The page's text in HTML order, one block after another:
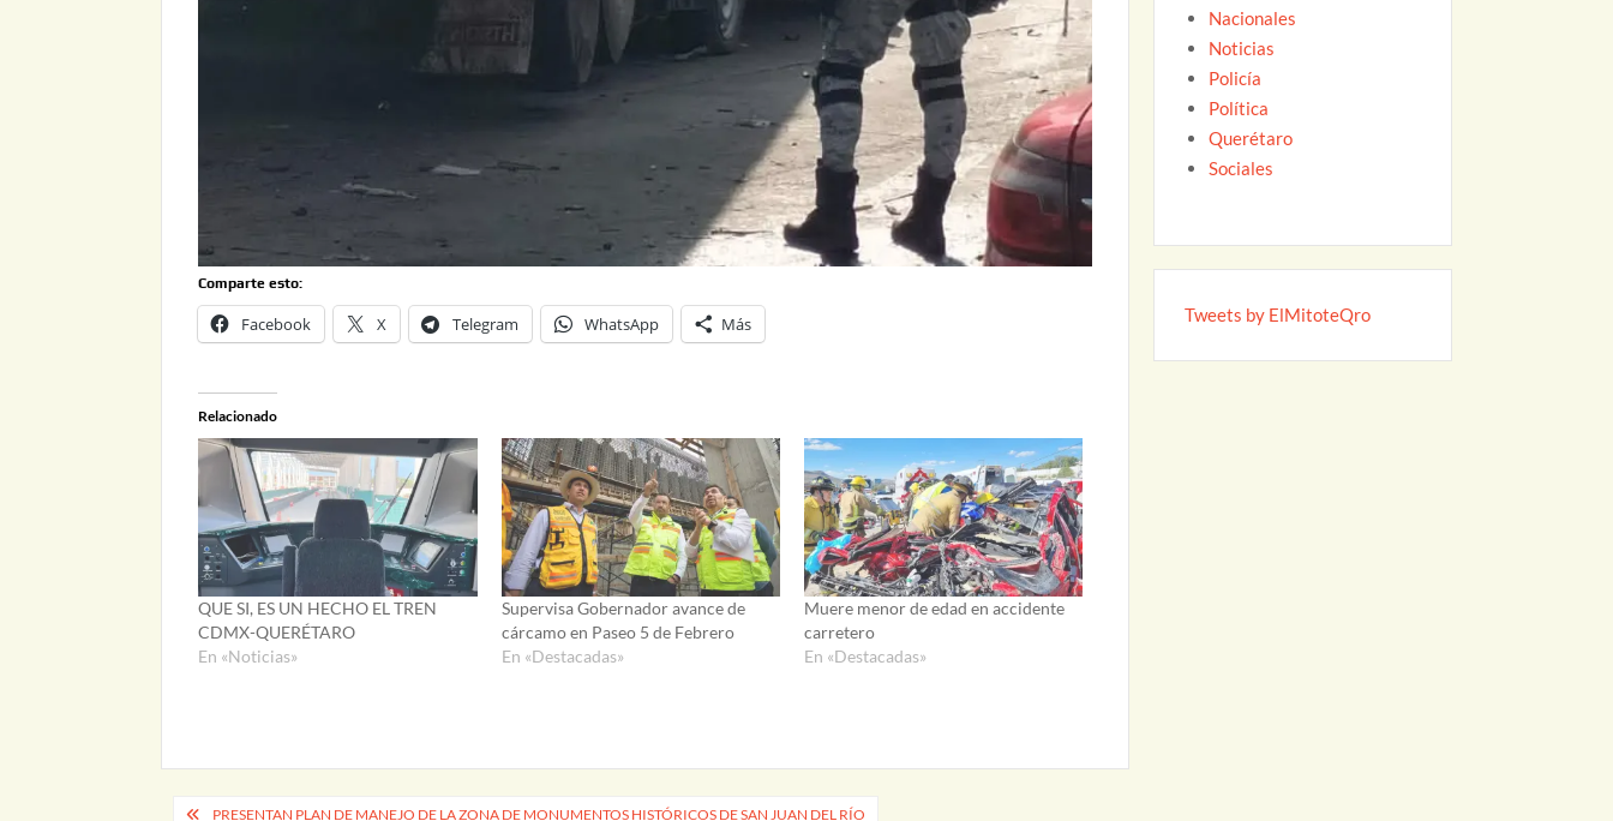
Comparte esto:
Facebook X Telegram WhatsApp Más
Relacionado
QUE SI, ES UN HECHO EL TREN
CDMX-QUERÉTARO
En «Noticias»
Supervisa Gobernador avance de
cárcamo en Paseo 5 de Febrero
En «Destacadas»
Muere menor de edad en accidente
carretero
En «Destacadas»
PRESENTAN PLAN DE MANEJO DE LA ZONA DE MONUMENTOS HISTÓRICOS DE SAN JUAN DEL RÍO
Nacionales
Noticias
Policía
Política
Querétaro
Sociales
Tweets by ElMitoteQro